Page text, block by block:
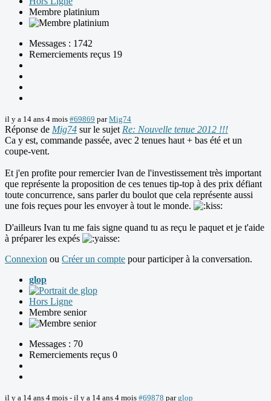
Membre platinium
Messages : 1742
Remerciements reçus 19
il y a 14 ans 4 mois #69869 parMig74
Réponse de Mig74 sur le sujet Re: Nouvelle tenue 2012 !!!
Ca y est, commande passée, avec 2 tenues haut + bas été et un
coupe-vent.
Et j'en profite pour remercier Ivan de l'investissement très important
que représente la proposition de ces tenues tip-top à des prix défiant
toute concurrence, sans parler du boulot que cela représente aussi
une fois reçues pour les envoyer à tout le monde.
D'ailleurs Ivan tu me fais signe quand tu as reçu le paquet et je t'aide
à préparer les expés
Connexion ou Créer un compte pour participer à la conversation.
glop
Hors Ligne
Membre senior
Messages : 70
Remerciements reçus 0
il y a 14 ans 4 mois - il y a 14 ans 4 mois #69878 parglop